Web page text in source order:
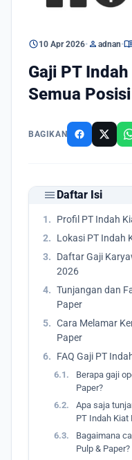
schedule10 Apr 2026• person adnan•
Gaji PT
Semua
BAGIKAN
menu Daftar Isi
1.
Profil PT Indah
2.
Lokasi PT Indah
3.
Daftar Gaji
2026
4. Tunjangan dan
Paper
5. Cara Melamar
Paper
6.
FAQ Gaji PT
6.1.
Berapa gaji
Paper?
6.2.
Apa saja
PT Indah Kiat
6.3.
Bagaimana
Pulp & Paper?